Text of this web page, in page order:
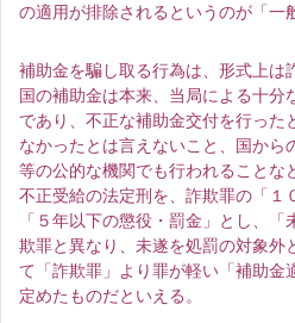
の適用が排除されるというのが「一
補助金を騙し取る行為は、形式上は
国の補助金は本来、当局による十分
であり、不正な補助金交付を行った
なかったとは言えないこと、国から
等の公的な機関でも行われることな
不正受給の法定刑を、詐欺罪の「１
「５年以下の懲役・罰金」とし、
欺罪と異なり、未遂を処罰の対象外
て「詐欺罪」より罪が軽い「補助金
定めたものだといえる。